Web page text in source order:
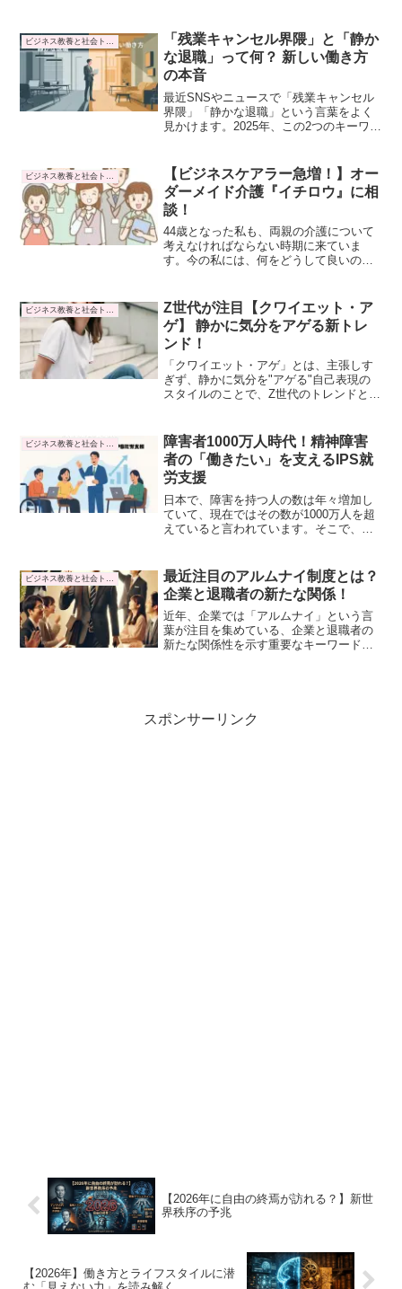
代を柔らかく、前向きに生きるためのヒ
ントがここにあります。
ビジネス教養と社会トレンド
「残業キャンセル界隈」と「静か
な退職」って何？ 新しい働き方
の本音
最近SNSやニュースで「残業キャンセル
界隈」「静かな退職」という言葉をよく
見かけます。2025年、この2つのキーワー
キャンセル界隈」「静かな退職」という
現象について、データと実例を交えなが
ら掘り下げていきます。
【ビジネスケアラー急増！】オー
ダーメイド介護『イチロウ』に相
談！
44歳となった私も、両親の介護について
考えなければならない時期に来ていま
す。今の私には、何をどうして良いのか
ラー』が増えています。経済産業省の発
表では、2030年にはビジネスケアラー
318万人に増加
ビジネス教養と社会トレンド
Z世代が注目【クワイエット・ア
ゲ】 静かに気分をアゲる新トレ
ンド！
「クワイエット・アゲ」とは、主張しす
ぎず、静かに気分を"アゲる"自己表現の
スタイルのことで、Z世代のトレンドとし
しい表現方法です。本記事では、Z世代の
間で静かに注目を集めているキーワード
「クワイエット・アゲ」に焦点を当て、
解説していきます。
ビジネス教養と社会トレンド
障害者1000万人時代！精神障害
者の「働きたい」を支えるIPS就
労支援
日本で、障害を持つ人の数は年々増加し
ていて、現在ではその数が1000万人を超
えていると言われています。そこで、近
Support）就労支援」です。IPSは、精神
障害を持つ方々が「働きたい」という希
望を現実のものとするための、画期的な
アプローチとして期待されています。
最近注目のアルムナイ制度とは？
企業と退職者の新たな関係！
近年、企業では「アルムナイ」という言
葉が注目を集めている、企業と退職者の
新たな関係性を示す重要なキーワードで
スポンサーリンク
【2026年に自由の終焉が訪れる？】新世
界秩序の予兆
【2026年】働き方とライフスタイルに潜